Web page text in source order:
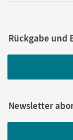
Rückgabe und
Newsletter